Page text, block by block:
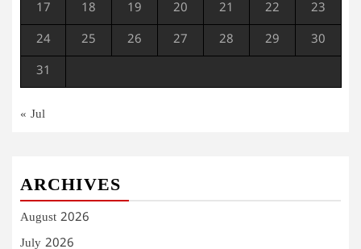
17 18 19 20 21 22 23
24 25 26 27 28 29 30
31
« Jul
ARCHIVES
August 2026
July 2026